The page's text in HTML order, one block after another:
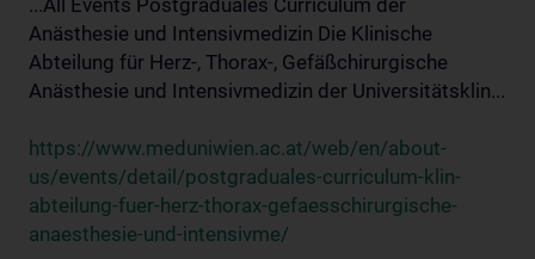
...All Events Postgraduales Curriculum der
Anästhesie und Intensivmedizin Die Klinische
Abteilung für Herz-, Thorax-, Gefäßchirurgische
Anästhesie und Intensivmedizin der Universitätsklin...
https://www.meduniwien.ac.at/web/en/about-
us/events/detail/postgraduales-curriculum-klin-
abteilung-fuer-herz-thorax-gefaesschirurgische-
anaesthesie-und-intensivme/